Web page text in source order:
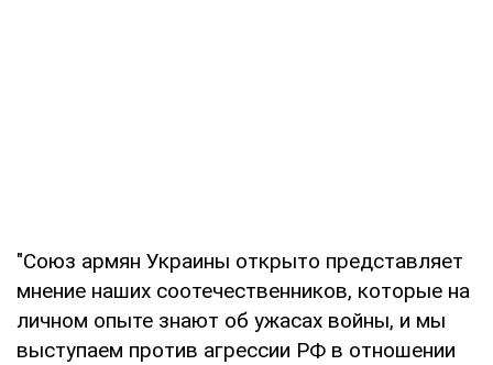
"Союз армян Украины открыто представляет
мнение наших соотечественников, которые на
личном опыте знают об ужасах войны, и мы
выступаем против агрессии РФ в отношении